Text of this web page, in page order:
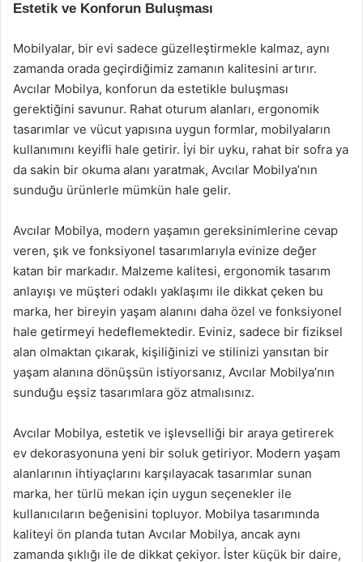
Estetik ve Konforun Buluşması
Mobilyalar, bir evi sadece güzelleştirmekle kalmaz, aynı
zamanda orada geçirdiğimiz zamanın kalitesini artırır.
Avcılar Mobilya, konforun da estetikle buluşması
gerektiğini savunur. Rahat oturum alanları, ergonomik
tasarımlar ve vücut yapısına uygun formlar, mobilyaların
kullanımını keyifli hale getirir. İyi bir uyku, rahat bir sofra ya
da sakin bir okuma alanı yaratmak, Avcılar Mobilya’nın
sunduğu ürünlerle mümkün hale gelir.
Avcılar Mobilya, modern yaşamın gereksinimlerine cevap
veren, şık ve fonksiyonel tasarımlarıyla evinize değer
katan bir markadır. Malzeme kalitesi, ergonomik tasarım
anlayışı ve müşteri odaklı yaklaşımı ile dikkat çeken bu
marka, her bireyin yaşam alanını daha özel ve fonksiyonel
hale getirmeyi hedeflemektedir. Eviniz, sadece bir fiziksel
alan olmaktan çıkarak, kişiliğinizi ve stilinizi yansıtan bir
yaşam alanına dönüşsün istiyorsanız, Avcılar Mobilya’nın
sunduğu eşsiz tasarımlara göz atmalısınız.
Avcılar Mobilya, estetik ve işlevselliği bir araya getirerek
ev dekorasyonuna yeni bir soluk getiriyor. Modern yaşam
alanlarının ihtiyaçlarını karşılayacak tasarımlar sunan
marka, her türlü mekan için uygun seçenekler ile
kullanıcıların beğenisini topluyor. Mobilya tasarımında
kaliteyi ön planda tutan Avcılar Mobilya, ancak aynı
zamanda şıklığı ile de dikkat çekiyor. İster küçük bir daire,